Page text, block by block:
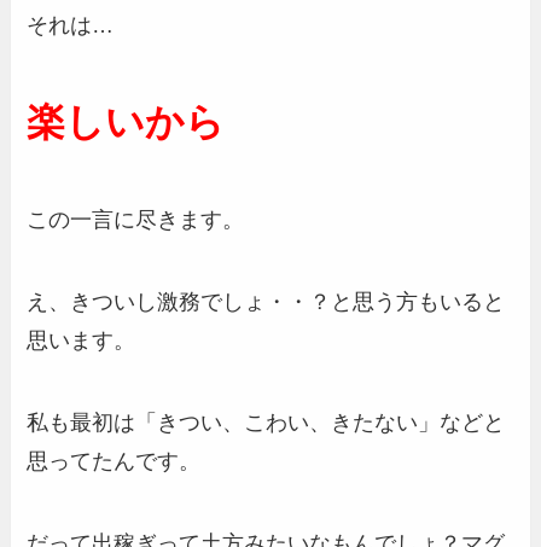
それは…
楽しいから
この一言に尽きます。
え、きついし激務でしょ・・？と思う方もいると
思います。
私も最初は「きつい、こわい、きたない」などと
思ってたんです。